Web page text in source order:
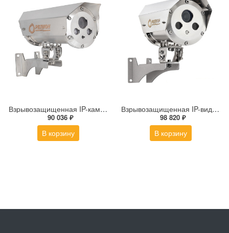
Взрывозащищенная IP-камера Релион Релион-Exd-Н-150-ИК-IP2Мп2.8mm-220-С-TR
90 036 ₽
В корзину
Взрывозащищенная IP-видеокамера Релион Релион-Exd-Н-100-ИК-IP5Мп2.8mm-PoE-МК-TR
98 820 ₽
В корзину